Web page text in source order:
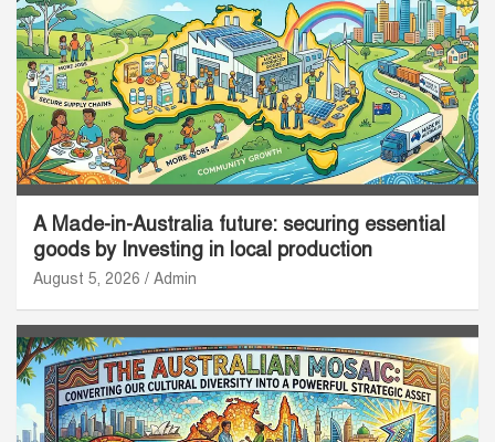
A Made-in-Australia future: securing essential
goods by Investing in local production
August 5, 2026 Admin